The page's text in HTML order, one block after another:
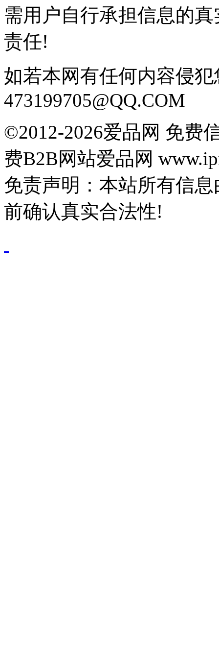
需用户自行承担信息的
责任!
如若本网有任何内容侵
473199705@QQ.COM
©2012-2026爱品网 免费
费B2B网站爱品网
免责声明：本站所有信
前确认真实合法性!